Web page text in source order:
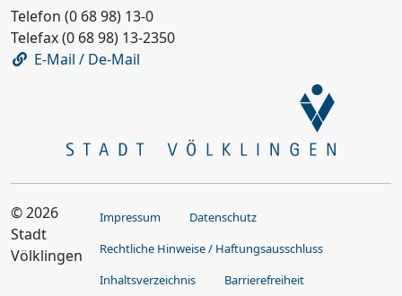
Telefon (0 68 98) 13-0
Telefax (0 68 98) 13-2350
E-Mail / De-Mail
© 2026
Stadt
Völklingen
Impressum
Datenschutz
Rechtliche Hinweise / Haftungsausschluss
Inhaltsverzeichnis
Barrierefreiheit